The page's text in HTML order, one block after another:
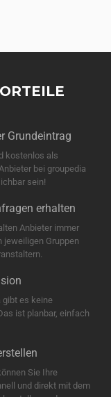
Grundeintrag
kostenlos als
bei groupedia
sein!
erhalten
Anbieter immer
jeweiligen Gruppen
gibt es keine
ist planbar, einfach
Sie Ihre
und direkt mit dem